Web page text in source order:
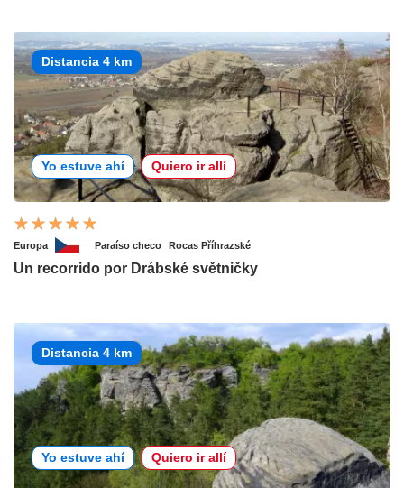
Distancia 4 km
Yo estuve ahí Quiero ir allí
Europa Paraíso checo Rocas Příhrazské
Un recorrido por Drábské světničky
Distancia 4 km
Yo estuve ahí Quiero ir allí